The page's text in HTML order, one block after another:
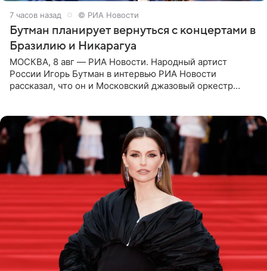
7 часов назад © РИА Новости
Бутман планирует вернуться с концертами в
Бразилию и Никарагуа
МОСКВА, 8 авг — РИА Новости. Народный артист
России Игорь Бутман в интервью РИА Новости
рассказал, что он и Московский джазовый оркестр